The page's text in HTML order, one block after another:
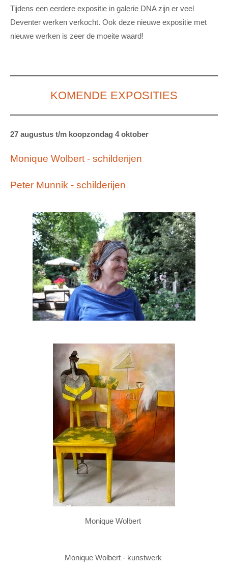
Tijdens een eerdere expositie in galerie DNA zijn er veel
Deventer werken verkocht. Ook deze nieuwe expositie met
nieuwe werken is zeer de moeite waard!
KOMENDE EXPOSITIES
27 augustus t/m koopzondag 4 oktober
Monique Wolbert - schilderijen
Peter Munnik - schilderijen
Monique Wolbert
Monique Wolbert - kunstwerk